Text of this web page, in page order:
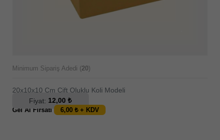
Minimum Sipariş Adedi (20)
20x10x10 Cm Çift Oluklu Koli Modeli
Fiyat: 12,00 ₺
Gel Al Fırsatı
6,00 ₺ + KDV
SEPETE EKLE